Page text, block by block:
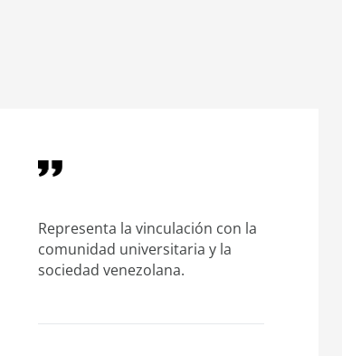
Representa la vinculación con la
comunidad universitaria y la
sociedad venezolana.